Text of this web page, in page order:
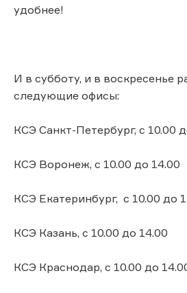
удобнее!
И в субботу, и в воскресенье
следующие офисы:
КСЭ Санкт-Петербург, с 10.00
КСЭ Воронеж, с 10.00 до 14.00
КСЭ Екатеринбург, с 10.00 до
КСЭ Казань, с 10.00 до 14.00
КСЭ Краснодар, с 10.00 до